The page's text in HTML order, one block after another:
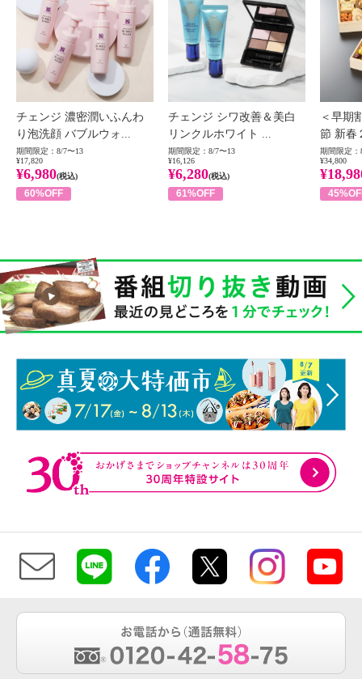
チェンジ 濃密潤いふんわ
り泡洗顔 バブルウォ...
期間限定：8/7〜13
¥17,820
¥6,980(税込)
60%OFF
チェンジ シワ改善＆美白
リンクルホワイト ...
期間限定：8/7〜13
¥16,126
¥6,280(税込)
61%OFF
＜早期
節 新春
期間限定：
¥34,800